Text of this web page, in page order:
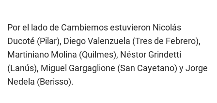
Por el lado de Cambiemos estuvieron Nicolás
Ducoté (Pilar), Diego Valenzuela (Tres de Febrero),
Martiniano Molina (Quilmes), Néstor Grindetti
(Lanús), Miguel Gargaglione (San Cayetano) y Jorge
Nedela (Berisso).